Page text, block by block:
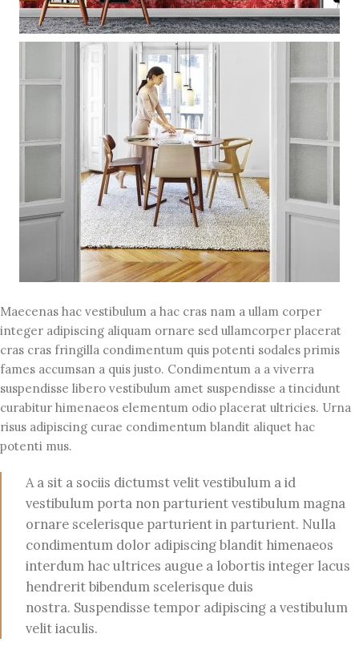
Maecenas hac vestibulum a hac cras nam a ullam corper
integer adipiscing aliquam ornare sed ullamcorper placerat
cras cras fringilla condimentum quis potenti sodales primis
fames accumsan a quis justo. Condimentum a a viverra
suspendisse libero vestibulum amet suspendisse a tincidunt
curabitur himenaeos elementum odio placerat ultricies. Urna
risus adipiscing curae condimentum blandit aliquet hac
potenti mus.
A a sit a sociis dictumst velit vestibulum a id
vestibulum porta non parturient vestibulum magna
ornare scelerisque parturient in parturient. Nulla
condimentum dolor adipiscing blandit himenaeos
interdum hac ultrices augue a lobortis integer lacus
hendrerit bibendum scelerisque duis
nostra. Suspendisse tempor adipiscing a vestibulum
velit iaculis.